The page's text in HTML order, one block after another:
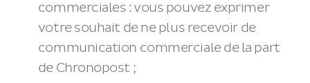
commerciales : vous pouvez exprimer
votre souhait de ne plus recevoir de
communication commerciale de la part
de Chronopost ;